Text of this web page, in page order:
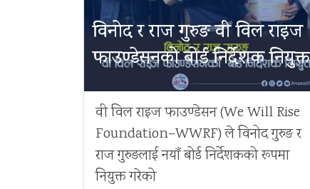
विनोद र राज गुरुङ वी विल राइज
फाउण्डेसनको बोर्ड निर्देशक नियुक्त
वी विल राइज फाउण्डेसन (We Will Rise
Foundation–WWRF) ले विनोद गुरुङ र
राज गुरुङलाई नयाँ बोर्ड निर्देशकको रूपमा
नियुक्त गरेको